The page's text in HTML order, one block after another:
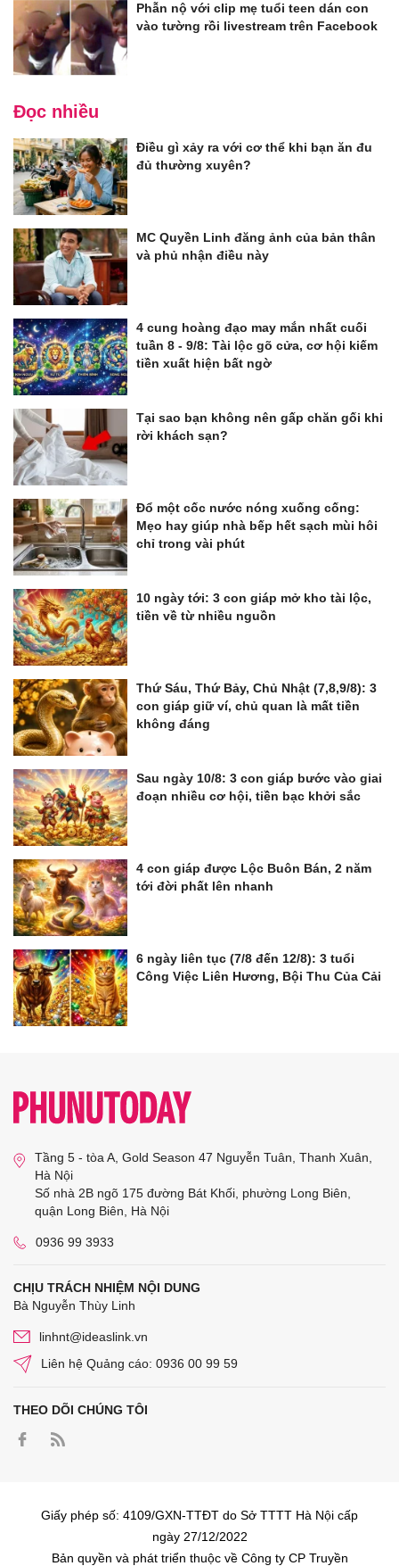
Phẫn nộ với clip mẹ tuổi teen dán con
vào tường rồi livestream trên Facebook
Đọc nhiều
Điều gì xảy ra với cơ thể khi bạn ăn đu
đủ thường xuyên?
MC Quyền Linh đăng ảnh của bản thân
và phủ nhận điều này
4 cung hoàng đạo may mắn nhất cuối
tuần 8 - 9/8: Tài lộc gõ cửa, cơ hội kiếm
tiền xuất hiện bất ngờ
Tại sao bạn không nên gấp chăn gối khi
rời khách sạn?
Đổ một cốc nước nóng xuống cống:
Mẹo hay giúp nhà bếp hết sạch mùi hôi
chỉ trong vài phút
10 ngày tới: 3 con giáp mở kho tài lộc,
tiền về từ nhiều nguồn
Thứ Sáu, Thứ Bảy, Chủ Nhật (7,8,9/8): 3
con giáp giữ ví, chủ quan là mất tiền
không đáng
Sau ngày 10/8: 3 con giáp bước vào giai
đoạn nhiều cơ hội, tiền bạc khởi sắc
4 con giáp được Lộc Buôn Bán, 2 năm
tới đời phất lên nhanh
6 ngày liên tục (7/8 đến 12/8): 3 tuổi
Công Việc Liên Hương, Bội Thu Của Cải
Tầng 5 - tòa A, Gold Season 47 Nguyễn Tuân, Thanh Xuân,
Hà Nội
Số nhà 2B ngõ 175 đường Bát Khối, phường Long Biên,
quận Long Biên, Hà Nội
0936 99 3933
CHỊU TRÁCH NHIỆM NỘI DUNG
Bà Nguyễn Thùy Linh
linhnt@ideaslink.vn
Liên hệ Quảng cáo: 0936 00 99 59
THEO DÕI CHÚNG TÔI
Giấy phép số: 4109/GXN-TTĐT do Sở TTTT Hà Nội cấp
ngày 27/12/2022
Bản quyền và phát triển thuộc về Công ty CP Truyền